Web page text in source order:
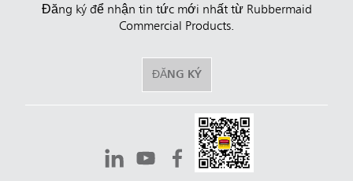
Đăng ký để nhận tin tức mới nhất từ Rubbermaid
Commercial Products.
ĐĂNG KÝ